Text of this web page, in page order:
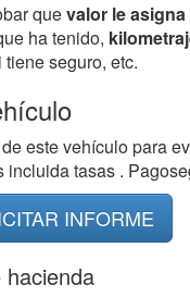
quevalor le
ha tenido,
seguro, etc.
de este vehículo para
incluida tasas .
INFORME